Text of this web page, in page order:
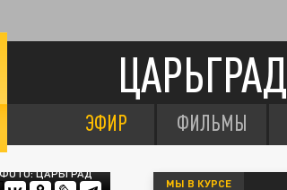
ЦАРЬГРАД
ЭФИР ФИЛЬМЫ
ФОТО: ЦАРЬГРАД
МЫ В КУРСЕ